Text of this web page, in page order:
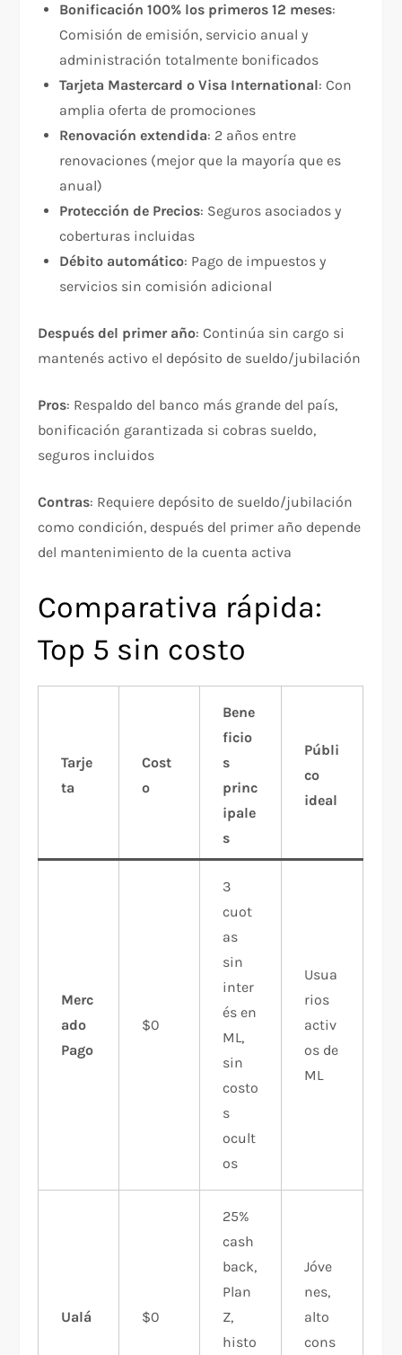
Bonificación 100% los primeros 12 meses:
Comisión de emisión, servicio anual y
administración totalmente bonificados​
Tarjeta Mastercard o Visa International: Con
amplia oferta de promociones​
Renovación extendida: 2 años entre
renovaciones (mejor que la mayoría que es
anual)​
Protección de Precios: Seguros asociados y
coberturas incluidas​
Débito automático: Pago de impuestos y
servicios sin comisión adicional​
Después del primer año: Continúa sin cargo si
mantenés activo el depósito de sueldo/jubilación​
Pros: Respaldo del banco más grande del país,
bonificación garantizada si cobras sueldo,
seguros incluidos
Contras: Requiere depósito de sueldo/jubilación
como condición, después del primer año depende
del mantenimiento de la cuenta activa​
Comparativa rápida:
Top 5 sin costo
Tarje
ta
Cost
o
Bene
ficio
s
princ
ipale
s
Públi
co
ideal
Merc
ado
Pago
$0
3
cuot
as
sin
inter
és en
ML,
sin
costo
s
ocult
os
Usua
rios
activ
os de
ML
Ualá $0
25%
cash
back,
Plan
Z,
histo
Jóve
nes,
alto
cons